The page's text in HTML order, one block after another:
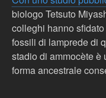
biologo Tetsuto
colleghi hanno
fossili di lamprede di
stadio di ammocète è
forma ancestrale